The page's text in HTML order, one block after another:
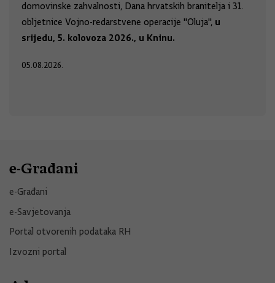
domovinske zahvalnosti, Dana hrvatskih branitelja i 31.
obljetnice Vojno-redarstvene operacije "Oluja", u
srijedu, 5. kolovoza 2026., u Kninu.
05.08.2026.
e-Građani
e-Građani
e-Savjetovanja
Portal otvorenih podataka RH
Izvozni portal